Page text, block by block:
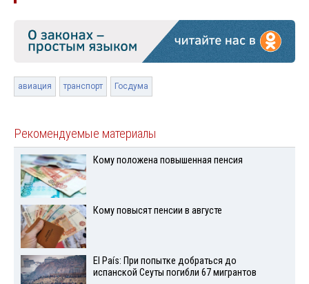
авиация транспорт Госдума
Рекомендуемые материалы
Кому положена повышенная пенсия
Кому повысят пенсии в августе
El País: При попытке добраться до
испанской Сеуты погибли 67 мигрантов